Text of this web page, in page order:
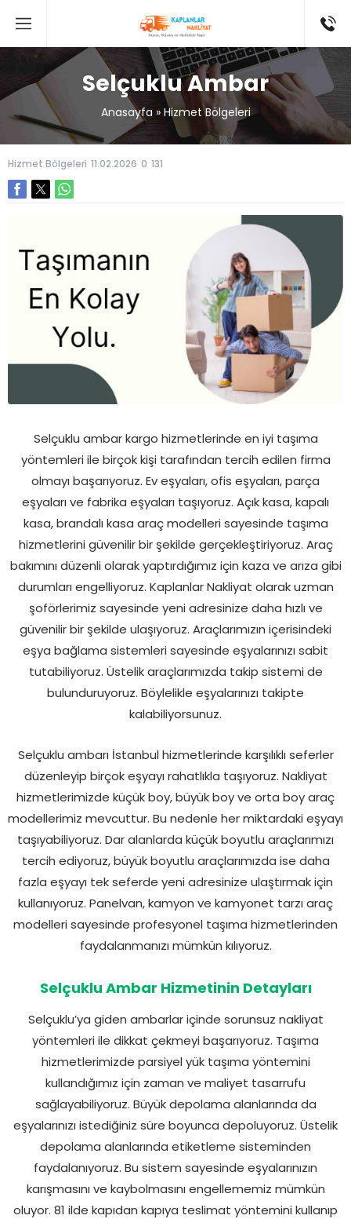
Selçuklu Ambar
Anasayfa » Hizmet Bölgeleri
Hizmet Bölgeleri 11.02.2026 0 131
Selçuklu ambar kargo hizmetlerinde en iyi taşıma
yöntemleri ile birçok kişi tarafından tercih edilen firma
olmayı başarıyoruz. Ev eşyaları, ofis eşyaları, parça
eşyaları ve fabrika eşyaları taşıyoruz. Açık kasa, kapalı
kasa, brandalı kasa araç modelleri sayesinde taşıma
hizmetlerini güvenilir bir şekilde gerçekleştiriyoruz. Araç
bakımını düzenli olarak yaptırdığımız için kaza ve arıza gibi
durumları engelliyoruz. Kaplanlar Nakliyat olarak uzman
şoförlerimiz sayesinde yeni adresinize daha hızlı ve
güvenilir bir şekilde ulaşıyoruz. Araçlarımızın içerisindeki
eşya bağlama sistemleri sayesinde eşyalarınızı sabit
tutabiliyoruz. Üstelik araçlarımızda takip sistemi de
bulunduruyoruz. Böylelikle eşyalarınızı takipte
kalabiliyorsunuz.
Selçuklu ambarı İstanbul hizmetlerinde karşılıklı seferler
düzenleyip birçok eşyayı rahatlıkla taşıyoruz. Nakliyat
hizmetlerimizde küçük boy, büyük boy ve orta boy araç
modellerimiz mevcuttur. Bu nedenle her miktardaki eşyayı
taşıyabiliyoruz. Dar alanlarda küçük boyutlu araçlarımızı
tercih ediyoruz, büyük boyutlu araçlarımızda ise daha
fazla eşyayı tek seferde yeni adresinize ulaştırmak için
kullanıyoruz. Panelvan, kamyon ve kamyonet tarzı araç
modelleri sayesinde profesyonel taşıma hizmetlerinden
faydalanmanızı mümkün kılıyoruz.
Selçuklu Ambar Hizmetinin Detayları
Selçuklu’ya giden ambarlar içinde sorunsuz nakliyat
yöntemleri ile dikkat çekmeyi başarıyoruz. Taşıma
hizmetlerimizde parsiyel yük taşıma yöntemini
kullandığımız için zaman ve maliyet tasarrufu
sağlayabiliyoruz. Büyük depolama alanlarında da
eşyalarınızı istediğiniz süre boyunca depoluyoruz. Üstelik
depolama alanlarında etiketleme sisteminden
faydalanıyoruz. Bu sistem sayesinde eşyalarınızın
karışmasını ve kaybolmasını engellememiz mümkün
oluyor. 81 ilde kapıdan kapıya teslimat yöntemini kullanıp